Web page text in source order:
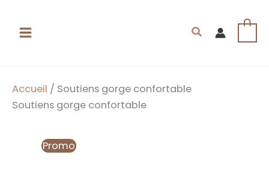
contenu
Rechercher
Accueil / Soutiens gorge confortable
Soutiens gorge confortable
Promo